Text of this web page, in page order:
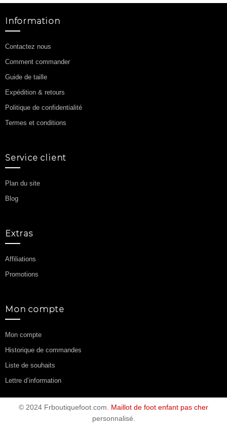
Information
Contactez nous
Comment commander
Guide de taille
Expédition & retours
Politique de confidentialité
Termes et conditions
Service client
Plan du site
Blog
Extras
Affiliations
Promotions
Mon compte
Mon compte
Historique de commandes
Liste de souhaits
Lettre d’information
© 2024 Frboutiquefoot.com. Maillot de foot enfant pas cher
personnalisé.